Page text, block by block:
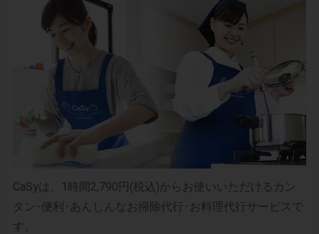
CaSyは、1時間2,790円(税込)からお使いいただけるカン
タン･便利･あんしんなお掃除代行･お料理代行サービスで
す。